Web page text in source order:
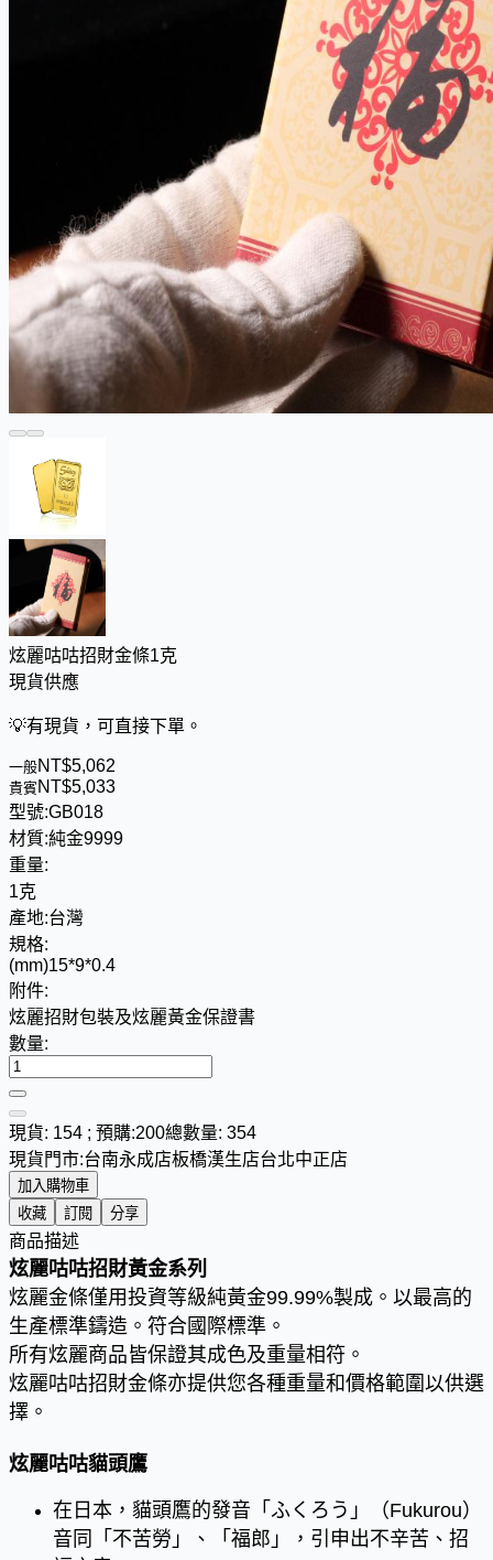
炫麗咕咕招財金條1克
現貨供應
💡有現貨，可直接下單。
一般NT$5,062
貴賓 NT$5,033
型號:GB018
材質:純金9999
重量:
1克
產地:台灣
規格:
(mm)15*9*0.4
附件:
炫麗招財包裝及炫麗黃金保證書
數量:
現貨: 154 ; 預購:200總數量: 354
現貨門市:台南永成店板橋漢生店台北中正店
加入購物車
收藏
訂閱 分享
商品描述
炫麗咕咕招財黃金系列
炫麗金條僅用投資等級純黃金99.99%製成。以最高的
生產標準鑄造。符合國際標準。
所有炫麗商品皆保證其成色及重量相符。
炫麗咕咕招財金條亦提供您各種重量和價格範圍以供選
擇。
炫麗咕咕貓頭鷹
在日本，貓頭鷹的發音「ふくろう」（Fukurou）
音同「不苦勞」、「福郎」，引申出不辛苦、招